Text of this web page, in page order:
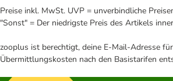
Preise inkl. MwSt. UVP = unverbindliche
"Sonst" = Der niedrigste Preis des Artikels
zooplus ist berechtigt, deine E-Mail-Adresse
Übermittlungskosten nach den Basistarifen